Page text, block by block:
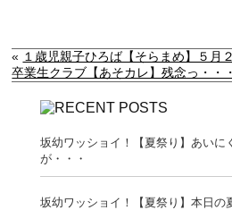
« １歳児親子ひろば【そらまめ】５月
卒業生クラブ【あそカレ】残念っ・・
坂幼ワッショイ！【夏祭り】あいに
が・・・
坂幼ワッショイ！【夏祭り】本日の